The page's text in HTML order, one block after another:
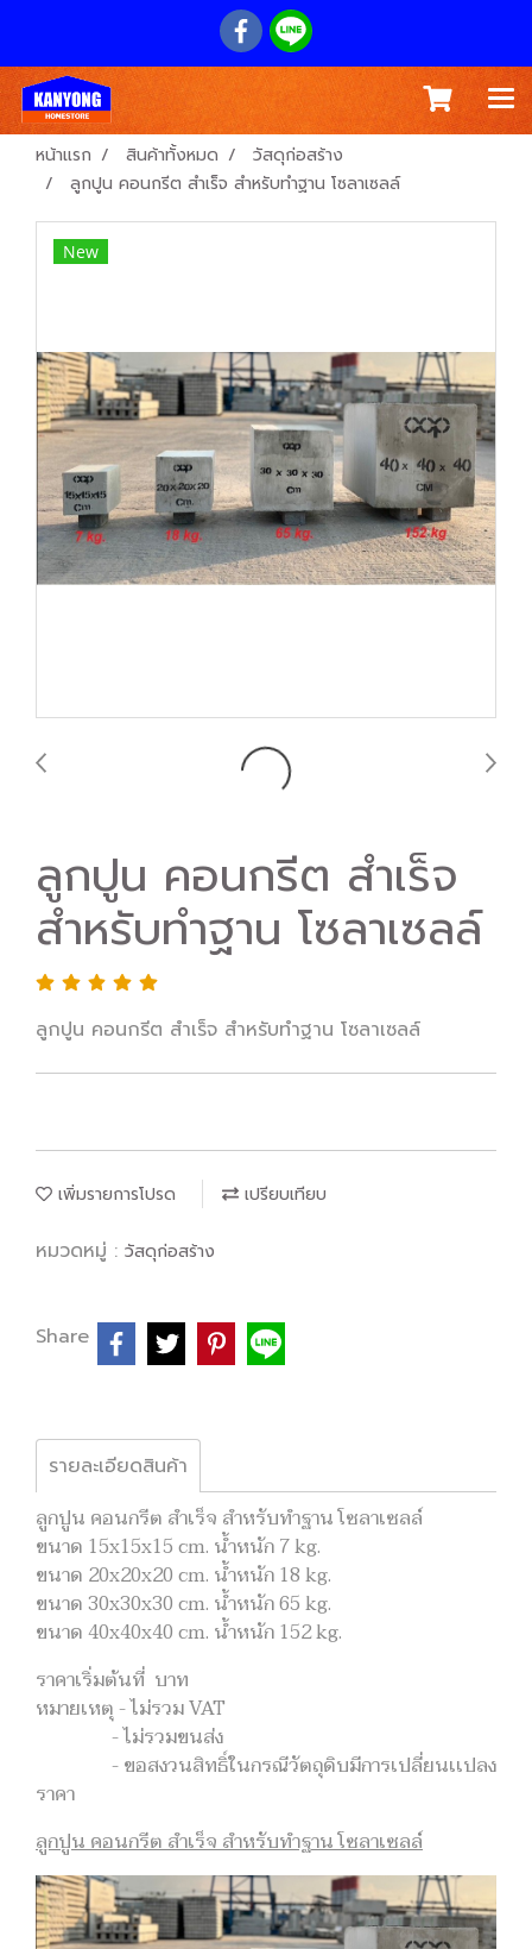
หน้าแรก สินค้าทั้งหมด
วัสดุก่อสร้าง
ลูกปูน คอนกรีต สำเร็จ สำหรับทำฐาน โซลาเซลล์
New
ลูกปูน คอนกรีต สำเร็จ
สำหรับทำฐาน โซลาเซลล์
ลูกปูน คอนกรีต สำเร็จ สำหรับทำฐาน โซลาเซลล์
เพิ่มรายการโปรด เปรียบเทียบ
หมวดหมู่ : วัสดุก่อสร้าง
Share
รายละเอียดสินค้า
ลูกปูน คอนกรีต สำเร็จ สำหรับทำฐาน โซลาเซลล์
ขนาด 15x15x15 cm. น้ำหนัก 7 kg.
ขนาด 20x20x20 cm. น้ำหนัก 18 kg.
ขนาด 30x30x30 cm. น้ำหนัก 65 kg.
ขนาด 40x40x40 cm. น้ำหนัก 152 kg.
ราคาเริ่มต้นที่ บาท
หมายเหตุ - ไม่รวม VAT
- ไม่รวมขนส่ง
- ขอสงวนสิทธิ์ในกรณีวัตถุดิบมีการเปลี่ยนเเปลง
ราคา
ลูกปูน คอนกรีต สำเร็จ สำหรับทำฐาน โซลาเซลล์